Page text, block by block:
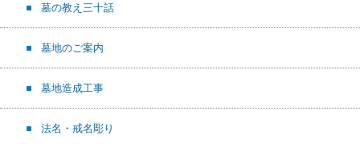
墓の教え三十話
墓地のご案内
墓地造成工事
法名・戒名彫り